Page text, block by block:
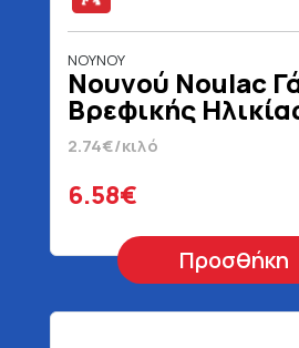
ΝΟΥΝΟΥ
Νουνού Noulac
Βρεφικής
Μηνών 6 x 400 gr
2.74€/κιλό
6.58€
Προσθήκη